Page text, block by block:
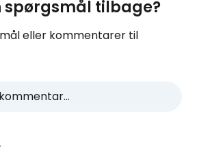
spørgsmål tilbage?
eller kommentarer til